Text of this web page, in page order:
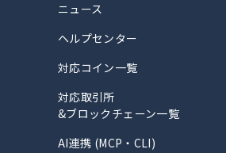
ニュース
ヘルプセンター
対応コイン一覧
対応取引所
&ブロックチェーン一覧
AI連携 (MCP・CLI)